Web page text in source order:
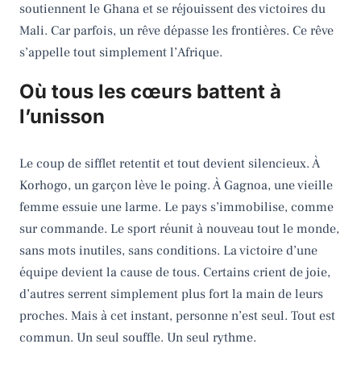
soutiennent le Ghana et se réjouissent des victoires du
Mali. Car parfois, un rêve dépasse les frontières. Ce rêve
s’appelle tout simplement l’Afrique.
Où tous les cœurs battent à
l’unisson
Le coup de sifflet retentit et tout devient silencieux. À
Korhogo, un garçon lève le poing. À Gagnoa, une vieille
femme essuie une larme. Le pays s’immobilise, comme
sur commande. Le sport réunit à nouveau tout le monde,
sans mots inutiles, sans conditions. La victoire d’une
équipe devient la cause de tous. Certains crient de joie,
d’autres serrent simplement plus fort la main de leurs
proches. Mais à cet instant, personne n’est seul. Tout est
commun. Un seul souffle. Un seul rythme.